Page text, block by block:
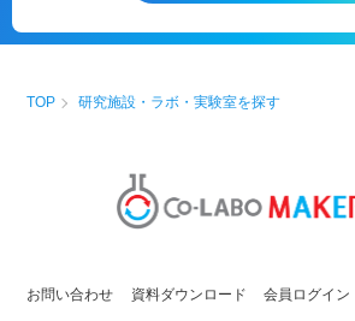
TOP 研究施設・ラボ・実験室を探す
お問い合わせ 資料ダウンロード 会員ログイン